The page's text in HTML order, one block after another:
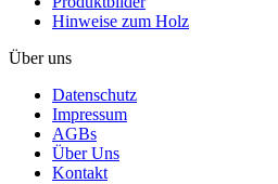
Hinweise zum Holz
Über uns
Datenschutz
Impressum
AGBs
Über Uns
Kontakt